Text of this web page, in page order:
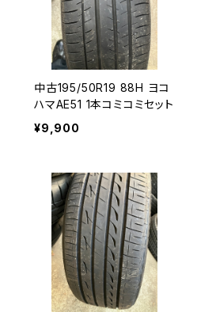
中古195/50R19 88H ヨコ
ハマAE51 1本コミコミセット
¥9,900